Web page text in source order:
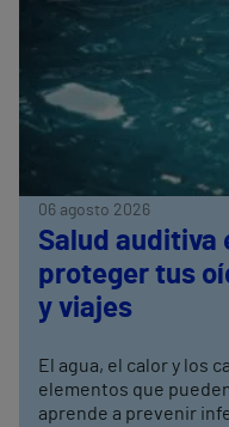
06 agosto 2026
Salud auditiva
proteger tus
y viajes
El agua, el calor y los
elementos que
aprende a prevenir